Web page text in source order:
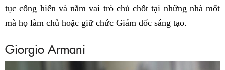
tục cống hiến và nắm vai trò chủ chốt tại những nhà mốt
mà họ làm chủ hoặc giữ chức Giám đốc sáng tạo.
Giorgio Armani